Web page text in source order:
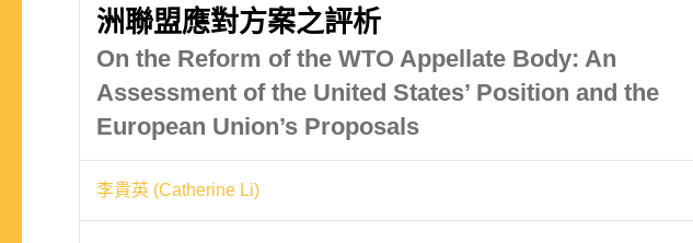
洲聯盟應對方案之評析
On the Reform of the WTO Appellate Body: An
Assessment of the United States’ Position and the
European Union’s Proposals
李貴英 (Catherine Li)